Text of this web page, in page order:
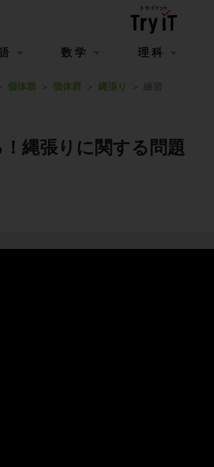
数学 理科
個体群 個体群 縄張り 練習
縄張りに関する問題